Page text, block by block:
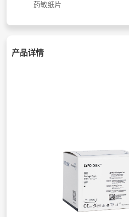
药敏纸片
产品详情